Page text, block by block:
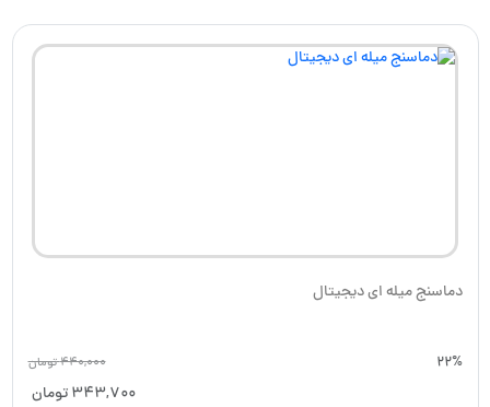
دماسنج میله ای دیجیتال
22%
440,000تومان
343,700تومان